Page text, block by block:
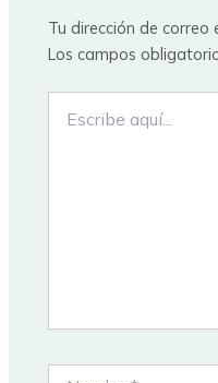
Tu dirección de correo
Los campos
aquí...